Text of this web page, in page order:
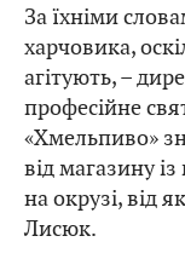
За їхніми
харчовика,
агітують, –
професійне
«Хмельпиво»
від магазину
на окрузі, від
Лисюк.